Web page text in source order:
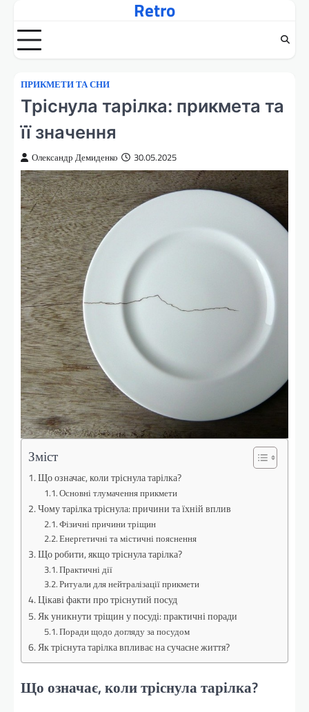
вмісту
Retro
ПРИКМЕТИ ТА СНИ
Тріснула тарілка: прикмета та
її значення
Олександр Демиденко 30.05.2025
Зміст
Що означає, коли тріснула тарілка?
Основні тлумачення прикмети
Чому тарілка тріснула: причини та їхній вплив
Фізичні причини тріщин
Енергетичні та містичні пояснення
Що робити, якщо тріснула тарілка?
Практичні дії
Ритуали для нейтралізації прикмети
Цікаві факти про тріснутий посуд
Як уникнути тріщин у посуді: практичні поради
Поради щодо догляду за посудом
Як тріснута тарілка впливає на сучасне життя?
Що означає, коли тріснула тарілка?